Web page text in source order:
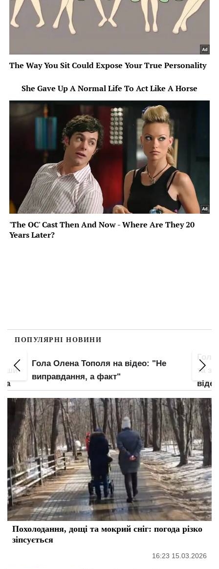
ПОПУЛЯРНІ НОВИНИ
Гола Олена Тополя на відео: "Не
виправдання, а факт"
та
Похолодання, дощі та мокрий сніг: погода різко
зіпсується
16:23 15.03.2026